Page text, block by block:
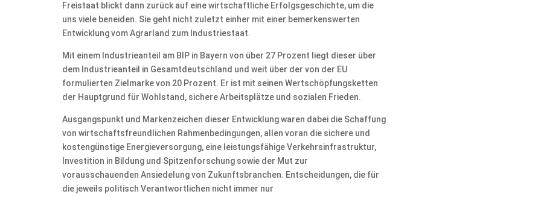
Freistaat blickt dann zurück auf eine wirtschaftliche Erfolgsgeschichte, um die
uns viele beneiden. Sie geht nicht zuletzt einher mit einer bemerkenswerten
Entwicklung vom Agrarland zum Industriestaat.
Mit einem Industrieanteil am BIP in Bayern von über 27 Prozent liegt dieser über
dem Industrieanteil in Gesamtdeutschland und weit über der von der EU
formulierten Zielmarke von 20 Prozent. Er ist mit seinen Wertschöpfungsketten
der Hauptgrund für Wohlstand, sichere Arbeitsplätze und sozialen Frieden.
Ausgangspunkt und Markenzeichen dieser Entwicklung waren dabei die Schaffung
von wirtschaftsfreundlichen Rahmenbedingungen, allen voran die sichere und
kostengünstige Energieversorgung, eine leistungsfähige Verkehrsinfrastruktur,
Investition in Bildung und Spitzenforschung sowie der Mut zur
vorausschauenden Ansiedelung von Zukunftsbranchen. Entscheidungen, die für
die jeweils politisch Verantwortlichen nicht immer nur